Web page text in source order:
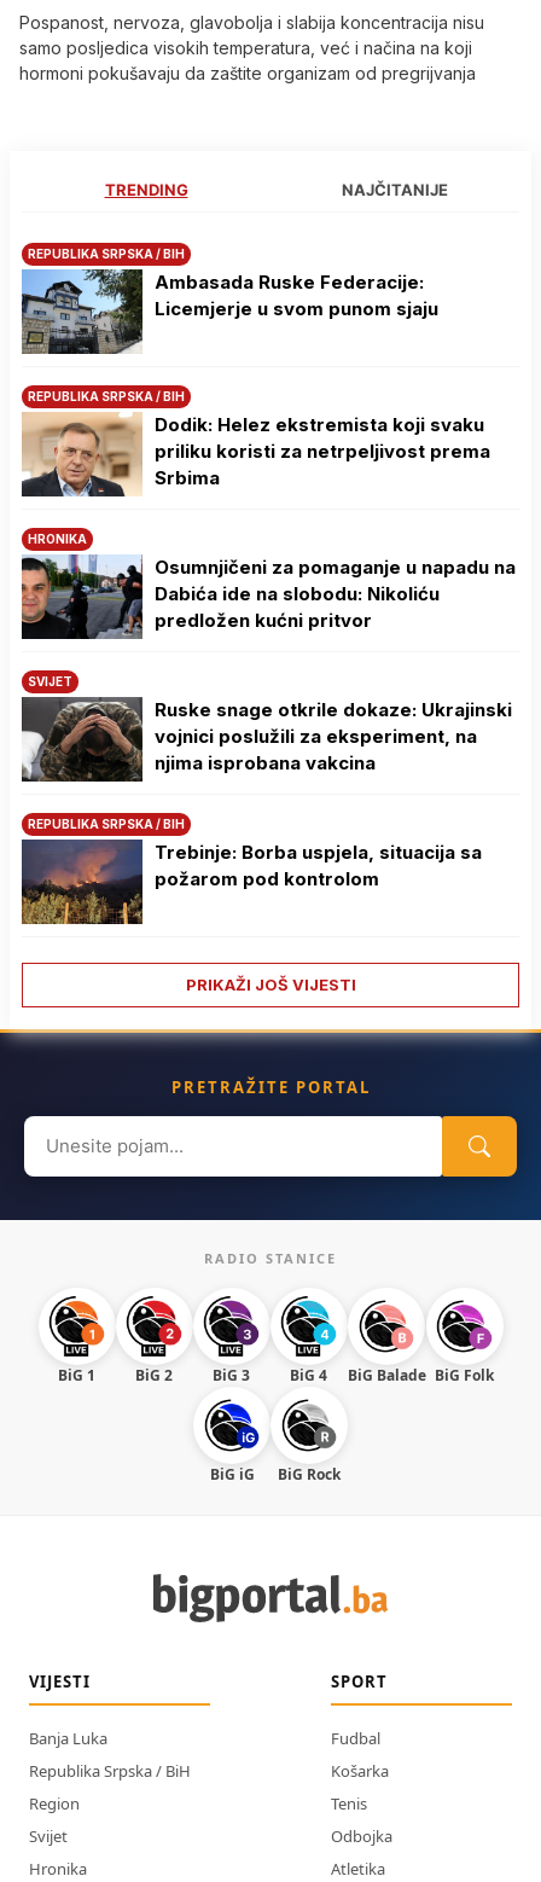
Pospanost, nervoza, glavobolja i slabija koncentracija nisu
samo posljedica visokih temperatura, već i načina na koji
hormoni pokušavaju da zaštite organizam od pregrijvanja
TRENDING NAJČITANIJE
REPUBLIKA SRPSKA / BIH
Ambasada Ruske Federacije:
Licemjerje u svom punom sjaju
REPUBLIKA SRPSKA / BIH
Dodik: Helez ekstremista koji svaku
priliku koristi za netrpeljivost prema
Srbima
HRONIKA
Osumnjičeni za pomaganje u napadu na
Dabića ide na slobodu: Nikoliću
predložen kućni pritvor
SVIJET
Ruske snage otkrile dokaze: Ukrajinski
vojnici poslužili za eksperiment, na
njima isprobana vakcina
REPUBLIKA SRPSKA / BIH
Trebinje: Borba uspjela, situacija sa
požarom pod kontrolom
PRIKAŽI JOŠ VIJESTI
PRETRAŽITE PORTAL
Search
for:
RADIO STANICE
BiG 1 BiG 2 BiG 3 BiG 4 BiG Balade BiG Folk
BiG iG BiG Rock
VIJESTI
Banja Luka
Republika Srpska / BiH
Region
Svijet
Hronika
SPORT
Fudbal
Košarka
Tenis
Odbojka
Atletika